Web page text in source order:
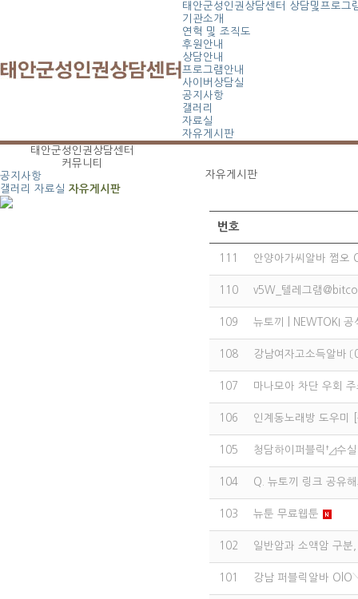
태안군성인권상담센터
상담및프로그
기관소개
연혁 및 조직도
후원안내
상담안내
프로그램안내
사이버상담실
공지사항
갤러리
자료실
자유게시판
태안군성인권상담센터
커뮤니티
공지사항
갤러리
자료실 자유게시판
자유게시판
번호
111 안양아가씨알바 쩜오
110 v5W_텔레그램
109 뉴토끼 | NEWTOKI 공
108 강남여자고소득알바
107 마나모아 차단 우회
106 인계동노래방 도우미
105 청담하이퍼블릭†◿
104 Q. 뉴토끼 링크 공유
103 뉴툰 무료웹툰
102 일반암과 소액암 구분
101 강남 퍼블릭알바